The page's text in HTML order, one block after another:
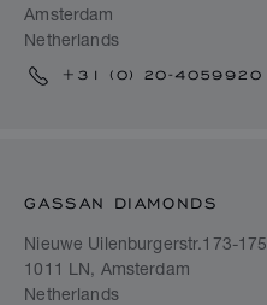
Amsterdam
Netherlands
+31 (0) 20-4059920
GASSAN DIAMONDS
Nieuwe Uilenburgerstr.173-175
1011 LN, Amsterdam
Netherlands